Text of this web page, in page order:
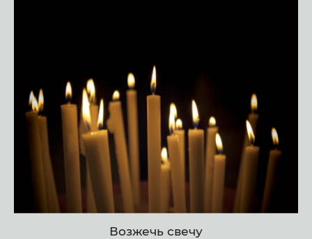
Возжечь свечу